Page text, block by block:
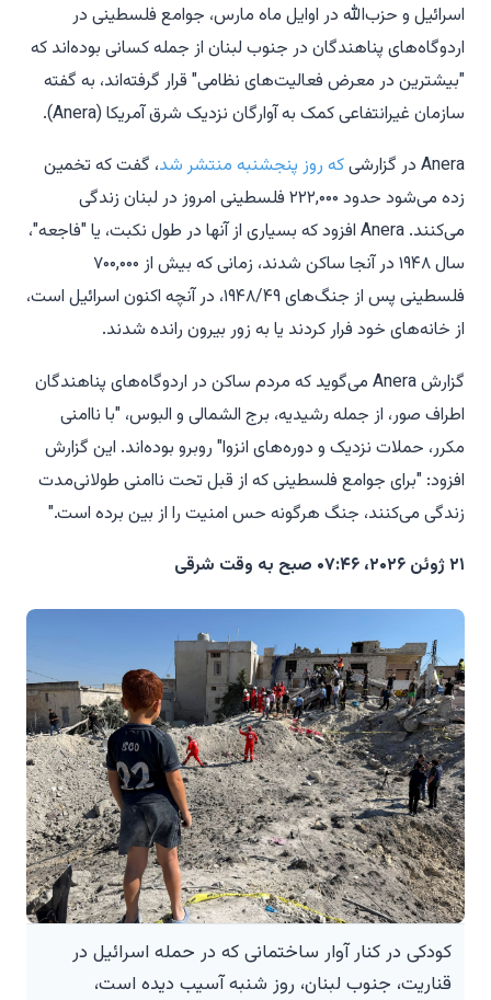
اسرائیل و حزب‌الله در اوایل ماه مارس، جوامع فلسطینی در
اردوگاه‌های پناهندگان در جنوب لبنان از جمله کسانی بوده‌اند که
"بیشترین در معرض فعالیت‌های نظامی" قرار گرفته‌اند، به گفته
سازمان غیرانتفاعی کمک به آوارگان نزدیک شرق آمریکا (Anera).
Anera در گزارشی
که روز پنجشنبه منتشر شد، گفت که تخمین
زده می‌شود حدود ۲۲۲,۰۰۰ فلسطینی امروز در لبنان زندگی
می‌کنند. Anera افزود که بسیاری از آنها در طول نکبت، یا "فاجعه"،
سال ۱۹۴۸ در آنجا ساکن شدند، زمانی که بیش از ۷۰۰,۰۰۰
فلسطینی پس از جنگ‌های ۱۹۴۸/۴۹، در آنچه اکنون اسرائیل است،
از خانه‌های خود فرار کردند یا به زور بیرون رانده شدند.
گزارش Anera می‌گوید که مردم ساکن در اردوگاه‌های پناهندگان
اطراف صور، از جمله رشیدیه، برج الشمالی و البوس، "با ناامنی
مکرر، حملات نزدیک و دوره‌های انزوا" روبرو بوده‌اند. این گزارش
افزود: "برای جوامع فلسطینی که از قبل تحت ناامنی طولانی‌مدت
زندگی می‌کنند، جنگ هرگونه حس امنیت را از بین برده است."
۲۱ ژوئن ۲۰۲۶، ۰۷:۴۶ صبح به وقت شرقی
کودکی در کنار آوار ساختمانی که در حمله اسرائیل در
قناریت، جنوب لبنان، روز شنبه آسیب دیده است،